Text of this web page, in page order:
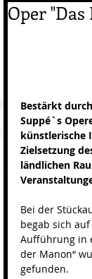
Oper
Bestärkt
Suppé`s
künstlerische
Zielsetzung
ländlichen
Bei der
begab sich
Aufführung in
der Manon“
gefunden.